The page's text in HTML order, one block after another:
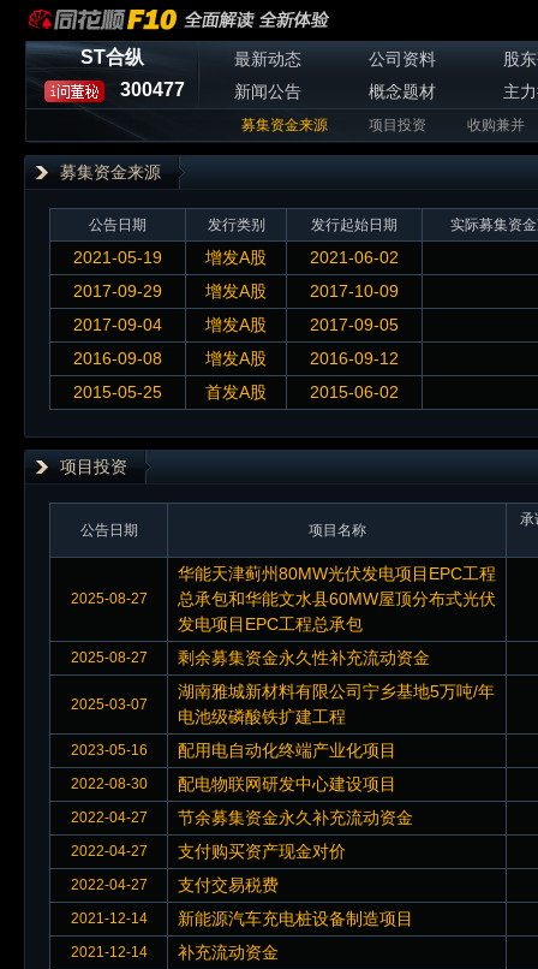
ST合纵
300477
最新动态 公司资料
股
新闻公告
概念题材 主
募集资金来源 项目投资 收购兼并
募集资金来源
公告日期 发行类别 发行起始日期 实际募集资
2021-05-19 增发A股
2021-06-02
2017-09-29
增发A股
2017-10-09
2017-09-04
增发A股
2017-09-05
2016-09-08
增发A股
2016-09-12
2015-05-25
首发A股 2015-06-02
项目投资
公告日期 项目名称
承
2025-08-27
华能天津蓟州80MW光伏发电项目EPC工程
总承包和华能文水县60MW屋顶分布式光伏
发电项目EPC工程总承包
2025-08-27 剩余募集资金永久性补充流动资金
2025-03-07
湖南雅城新材料有限公司宁乡基地5万吨/年
电池级磷酸铁扩建工程
2023-05-16 配用电自动化终端产业化项目
2022-08-30 配电物联网研发中心建设项目
2022-04-27 节余募集资金永久补充流动资金
2022-04-27 支付购买资产现金对价
2022-04-27 支付交易税费
2021-12-14 新能源汽车充电桩设备制造项目
2021-12-14 补充流动资金